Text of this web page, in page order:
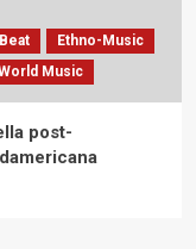
Ethno-Music
Music
post-